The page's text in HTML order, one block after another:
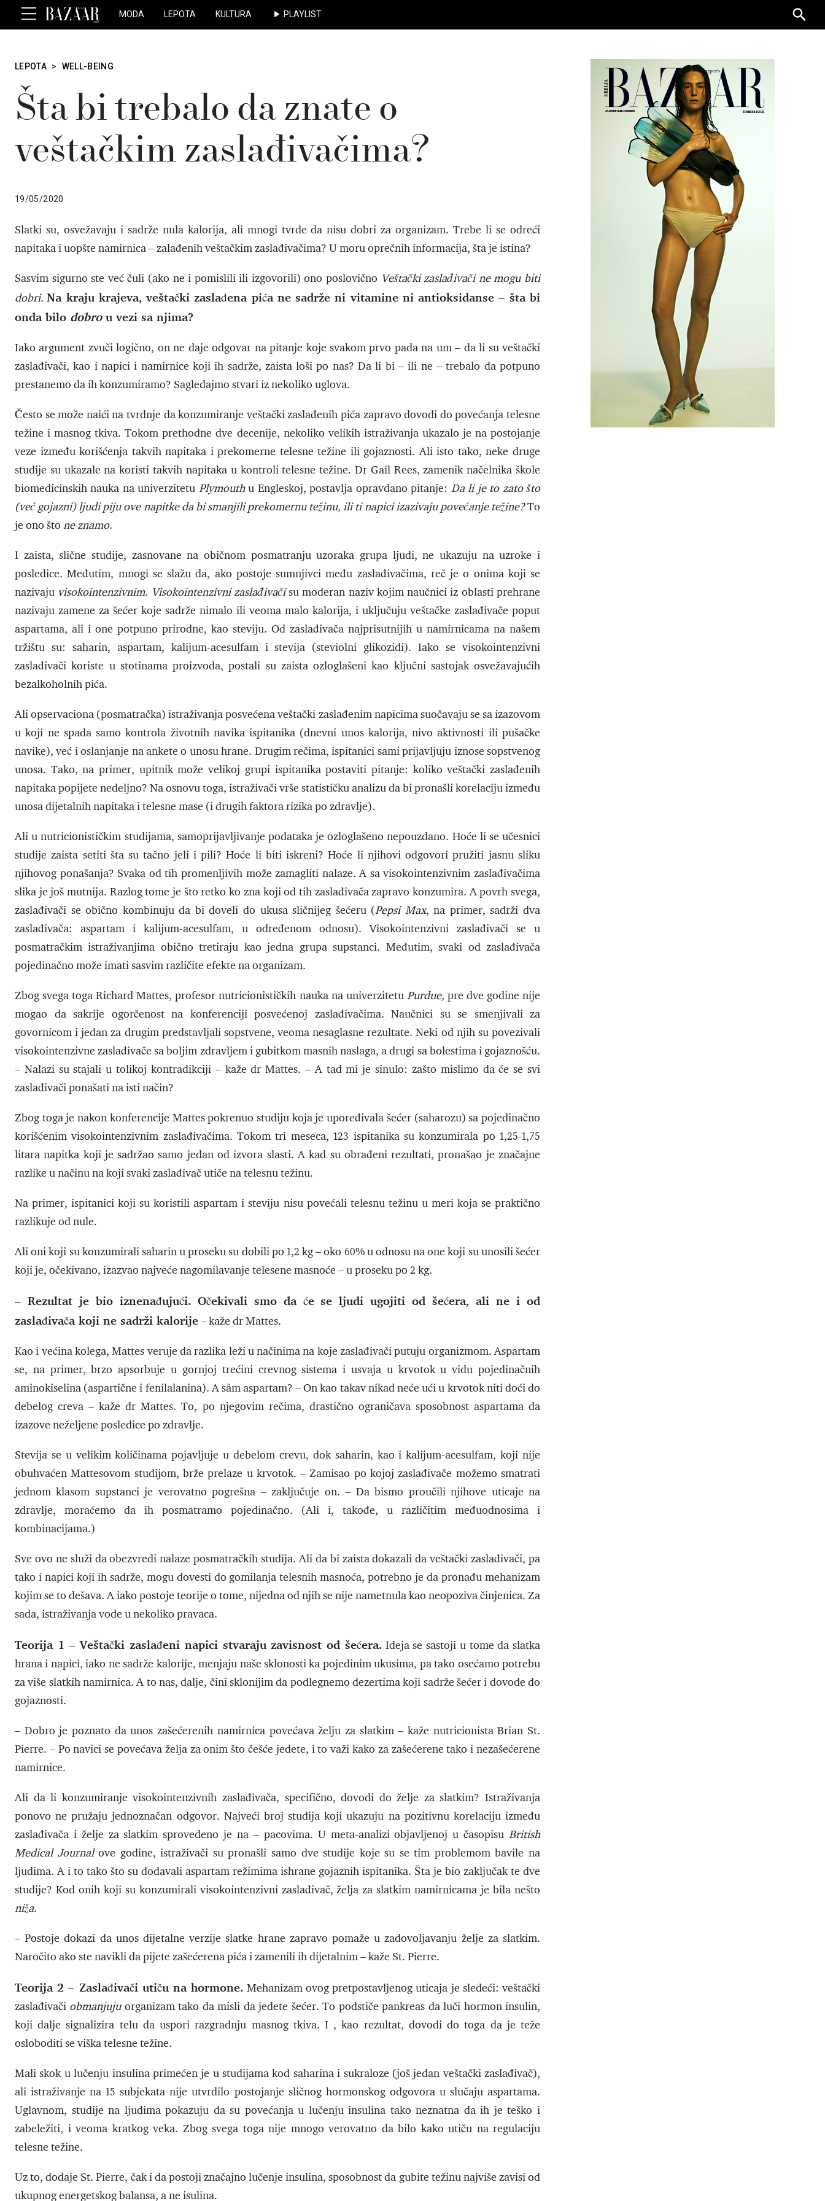
MODA LEPOTA KULTURA PLAYLIST
for:
LEPOTA > WELL-BEING
Šta bi trebalo da znate o
veštačkim zaslađivačima?
19/05/2020
Slatki su, osvežavaju i sadrže nula kalorija, ali mnogi tvrde da nisu dobri za organizam. Trebe li se odreći
napitaka i uopšte namirnica – zalađenih veštačkim zaslađivačima? U moru oprečnih informacija, šta je istina?
Sasvim sigurno ste već čuli (ako ne i pomislili ili izgovorili) ono poslovično Veštački zaslađivači ne mogu biti
dobri.Na kraju krajeva, veštački zaslađena pića ne sadrže ni vitamine ni antioksidanse – šta bi
onda bilo dobrou vezi sa njima?
Iako argument zvuči logično, on ne daje odgovar na pitanje koje svakom prvo pada na um – da li su veštački
zaslađivači, kao i napici i namirnice koji ih sadrže, zaista loši po nas? Da li bi – ili ne – trebalo da potpuno
prestanemo da ih konzumiramo? Sagledajmo stvari iz nekoliko uglova.
Često se može naići na tvrdnje da konzumiranje veštački zaslađenih pića zapravo dovodi do povećanja telesne
težine i masnog tkiva. Tokom prethodne dve decenije, nekoliko velikih istraživanja ukazalo je na postojanje
veze između korišćenja takvih napitaka i prekomerne telesne težine ili gojaznosti. Ali isto tako, neke druge
studije su ukazale na koristi takvih napitaka u kontroli telesne težine. Dr Gail Rees, zamenik načelnika škole
biomedicinskih nauka na univerzitetu Plymouthu Engleskoj, postavlja opravdano pitanje: Da li je to zato što
(već gojazni) ljudi piju ove napitke da bi smanjili prekomernu težinu, ili ti napici izazivaju povećanje težine?To
je ono što ne znamo.
I zaista, slične studije, zasnovane na običnom posmatranju uzoraka grupa ljudi, ne ukazuju na uzroke i
posledice. Međutim, mnogi se slažu da, ako postoje sumnjivci među zaslađivačima, reč je o onima koji se
nazivaju visokointenzivnim. Visokointenzivni zaslađivačisu moderan naziv kojim naučnici iz oblasti prehrane
nazivaju zamene za šećer koje sadrže nimalo ili veoma malo kalorija, i uključuju veštačke zaslađivače poput
aspartama, ali i one potpuno prirodne, kao steviju. Od zaslađivača najprisutnijih u namirnicama na našem
tržištu su: saharin, aspartam, kalijum-acesulfam i stevija (steviolni glikozidi). Iako se visokointenzivni
zaslađivači koriste u stotinama proizvoda, postali su zaista ozloglašeni kao ključni sastojak osvežavajućih
bezalkoholnih pića.
Ali opservaciona (posmatračka) istraživanja posvećena veštački zaslađenim napicima suočavaju se sa izazovom
u koji ne spada samo kontrola životnih navika ispitanika (dnevni unos kalorija, nivo aktivnosti ili pušačke
navike), već i oslanjanje na ankete o unosu hrane. Drugim rečima, ispitanici sami prijavljuju iznose sopstvenog
unosa. Tako, na primer, upitnik može velikoj grupi ispitanika postaviti pitanje: koliko veštački zaslađenih
napitaka popijete nedeljno? Na osnovu toga, istraživači vrše statističku analizu da bi pronašli korelaciju između
unosa dijetalnih napitaka i telesne mase (i drugih faktora rizika po zdravlje).
Ali u nutricionističkim studijama, samoprijavljivanje podataka je ozloglašeno nepouzdano. Hoće li se učesnici
studije zaista setiti šta su tačno jeli i pili? Hoće li biti iskreni? Hoće li njihovi odgovori pružiti jasnu sliku
njihovog ponašanja? Svaka od tih promenljivih može zamagliti nalaze. A sa visokointenzivnim zaslađivačima
slika je još mutnija. Razlog tome je što retko ko zna koji od tih zaslađivača zapravo konzumira. A povrh svega,
zaslađivači se obično kombinuju da bi doveli do ukusa sličnijeg šećeru (Pepsi Max, na primer, sadrži dva
zaslađivača: aspartam i kalijum-acesulfam, u određenom odnosu). Visokointenzivni zaslađivači se u
posmatračkim istraživanjima obično tretiraju kao jedna grupa supstanci. Međutim, svaki od zaslađivača
pojedinačno može imati sasvim različite efekte na organizam.
Zbog svega toga Richard Mattes, profesor nutricionističkih nauka na univerzitetu Purdue, pre dve godine nije
mogao da sakrije ogorčenost na konferenciji posvećenoj zaslađivačima. Naučnici su se smenjivali za
govornicom i jedan za drugim predstavljali sopstvene, veoma nesaglasne rezultate. Neki od njih su povezivali
visokointenzivne zaslađivače sa boljim zdravljem i gubitkom masnih naslaga, a drugi sa bolestima i gojaznošću.
– Nalazi su stajali u tolikoj kontradikciji – kaže dr Mattes. – A tad mi je sinulo: zašto mislimo da će se svi
zaslađivači ponašati na isti način?
Zbog toga je nakon konferencije Mattes pokrenuo studiju koja je upoređivala šećer (saharozu) sa pojedinačno
korišćenim visokointenzivnim zaslađivačima. Tokom tri meseca, 123 ispitanika su konzumirala po 1,25-1,75
litara napitka koji je sadržao samo jedan od izvora slasti. A kad su obrađeni rezultati, pronašao je značajne
razlike u načinu na koji svaki zaslađivač utiče na telesnu težinu.
Na primer, ispitanici koji su koristili aspartam i steviju nisu povećali telesnu težinu u meri koja se praktično
razlikuje od nule.
Ali oni koji su konzumirali saharin u proseku su dobili po 1,2 kg – oko 60% u odnosu na one koji su unosili šećer
koji je, očekivano, izazvao najveće nagomilavanje telesene masnoće – u proseku po 2 kg.
– Rezultat je bio iznenađujući. Očekivali smo da će se ljudi ugojiti od šećera, ali ne i od
zaslađivača koji ne sadrži kalorije– kaže dr Mattes.
Kao i većina kolega, Mattes veruje da razlika leži u načinima na koje zaslađivači putuju organizmom. Aspartam
se, na primer, brzo apsorbuje u gornjoj trećini crevnog sistema i usvaja u krvotok u vidu pojedinačnih
aminokiselina (aspartične i fenilalanina). A sâm aspartam? – On kao takav nikad neće ući u krvotok niti doći do
debelog creva – kaže dr Mattes. To, po njegovim rečima, drastično ograničava sposobnost aspartama da
izazove neželjene posledice po zdravlje.
Stevija se u velikim količinama pojavljuje u debelom crevu, dok saharin, kao i kalijum-acesulfam, koji nije
obuhvaćen Mattesovom studijom, brže prelaze u krvotok. – Zamisao po kojoj zaslađivače možemo smatrati
jednom klasom supstanci je verovatno pogrešna – zaključuje on. – Da bismo proučili njihove uticaje na
zdravlje, moraćemo da ih posmatramo pojedinačno. (Ali i, takođe, u različitim međuodnosima i
kombinacijama.)
Sve ovo ne služi da obezvredi nalaze posmatračkih studija. Ali da bi zaista dokazali da veštački zaslađivači, pa
tako i napici koji ih sadrže, mogu dovesti do gomilanja telesnih masnoća, potrebno je da pronađu mehanizam
kojim se to dešava. A iako postoje teorije o tome, nijedna od njih se nije nametnula kao neopoziva činjenica. Za
sada, istraživanja vode u nekoliko pravaca.
Teorija 1 – Veštački zaslađeni napici stvaraju zavisnost od šećera.Ideja se sastoji u tome da slatka
hrana i napici, iako ne sadrže kalorije, menjaju naše sklonosti ka pojedinim ukusima, pa tako osećamo potrebu
za više slatkih namirnica. A to nas, dalje, čini sklonijim da podlegnemo dezertima koji sadrže šećer i dovode do
gojaznosti.
– Dobro je poznato da unos zašećerenih namirnica povećava želju za slatkim – kaže nutricionista Brian St.
Pierre. – Po navici se povećava želja za onim što češće jedete, i to važi kako za zašećerene tako i nezašećerene
namirnice.
Ali da li konzumiranje visokointenzivnih zaslađivača, specifično, dovodi do želje za slatkim? Istraživanja
ponovo ne pružaju jednoznačan odgovor. Najveći broj studija koji ukazuju na pozitivnu korelaciju između
zaslađivača i želje za slatkim sprovedeno je na – pacovima. U meta-analizi objavljenoj u časopisu British
Medical Journalove godine, istraživači su pronašli samo dve studije koje su se tim problemom bavile na
ljudima. A i to tako što su dodavali aspartam režimima ishrane gojaznih ispitanika. Šta je bio zaključak te dve
studije? Kod onih koji su konzumirali visokointenzivni zaslađivač, želja za slatkim namirnicama je bila nešto
niža.
– Postoje dokazi da unos dijetalne verzije slatke hrane zapravo pomaže u zadovoljavanju želje za slatkim.
Naročito ako ste navikli da pijete zašećerena pića i zamenili ih dijetalnim – kaže St. Pierre.
Teorija 2 – Zaslađivači utiču na hormone. Mehanizam ovog pretpostavljenog uticaja je sledeći: veštački
zaslađivači obmanjujuorganizam tako da misli da jedete šećer. To podstiče pankreas da luči hormon insulin,
koji dalje signalizira telu da uspori razgradnju masnog tkiva. I , kao rezultat, dovodi do toga da je teže
osloboditi se viška telesne težine.
Mali skok u lučenju insulina primećen je u studijama kod saharina i sukraloze (još jedan veštački zaslađivač),
ali istraživanje na 15 subjekata nije utvrdilo postojanje sličnog hormonskog odgovora u slučaju aspartama.
Uglavnom, studije na ljudima pokazuju da su povećanja u lučenju insulina tako neznatna da ih je teško i
zabeležiti, i veoma kratkog veka. Zbog svega toga nije mnogo verovatno da bilo kako utiču na regulaciju
telesne težine.
Uz to, dodaje St. Pierre, čak i da postoji značajno lučenje insulina, sposobnost da gubite težinu najviše zavisi od
ukupnog energetskog balansa, a ne isulina.